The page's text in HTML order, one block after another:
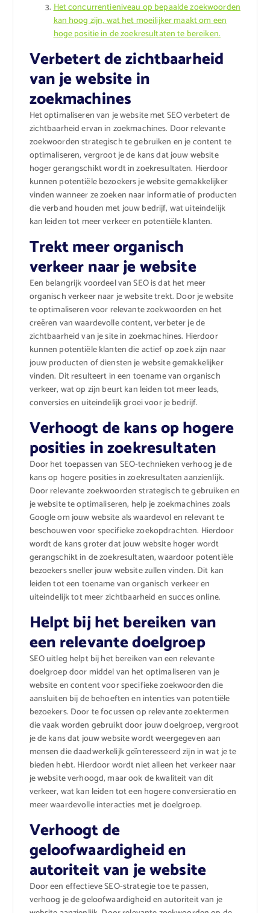
Het concurrentieniveau op bepaalde zoekwoorden
kan hoog zijn, wat het moeilijker maakt om een
hoge positie in de zoekresultaten te bereiken.
Verbetert de zichtbaarheid
van je website in
zoekmachines
Het optimaliseren van je website met SEO verbetert de
zichtbaarheid ervan in zoekmachines. Door relevante
zoekwoorden strategisch te gebruiken en je content te
optimaliseren, vergroot je de kans dat jouw website
hoger gerangschikt wordt in zoekresultaten. Hierdoor
kunnen potentiële bezoekers je website gemakkelijker
vinden wanneer ze zoeken naar informatie of producten
die verband houden met jouw bedrijf, wat uiteindelijk
kan leiden tot meer verkeer en potentiële klanten.
Trekt meer organisch
verkeer naar je website
Een belangrijk voordeel van SEO is dat het meer
organisch verkeer naar je website trekt. Door je website
te optimaliseren voor relevante zoekwoorden en het
creëren van waardevolle content, verbeter je de
zichtbaarheid van je site in zoekmachines. Hierdoor
kunnen potentiële klanten die actief op zoek zijn naar
jouw producten of diensten je website gemakkelijker
vinden. Dit resulteert in een toename van organisch
verkeer, wat op zijn beurt kan leiden tot meer leads,
conversies en uiteindelijk groei voor je bedrijf.
Verhoogt de kans op hogere
posities in zoekresultaten
Door het toepassen van SEO-technieken verhoog je de
kans op hogere posities in zoekresultaten aanzienlijk.
Door relevante zoekwoorden strategisch te gebruiken en
je website te optimaliseren, help je zoekmachines zoals
Google om jouw website als waardevol en relevant te
beschouwen voor specifieke zoekopdrachten. Hierdoor
wordt de kans groter dat jouw website hoger wordt
gerangschikt in de zoekresultaten, waardoor potentiële
bezoekers sneller jouw website zullen vinden. Dit kan
leiden tot een toename van organisch verkeer en
uiteindelijk tot meer zichtbaarheid en succes online.
Helpt bij het bereiken van
een relevante doelgroep
SEO uitleg helpt bij het bereiken van een relevante
doelgroep door middel van het optimaliseren van je
website en content voor specifieke zoekwoorden die
aansluiten bij de behoeften en intenties van potentiële
bezoekers. Door te focussen op relevante zoektermen
die vaak worden gebruikt door jouw doelgroep, vergroot
je de kans dat jouw website wordt weergegeven aan
mensen die daadwerkelijk geïnteresseerd zijn in wat je te
bieden hebt. Hierdoor wordt niet alleen het verkeer naar
je website verhoogd, maar ook de kwaliteit van dit
verkeer, wat kan leiden tot een hogere conversieratio en
meer waardevolle interacties met je doelgroep.
Verhoogt de
geloofwaardigheid en
autoriteit van je website
Door een effectieve SEO-strategie toe te passen,
verhoog je de geloofwaardigheid en autoriteit van je